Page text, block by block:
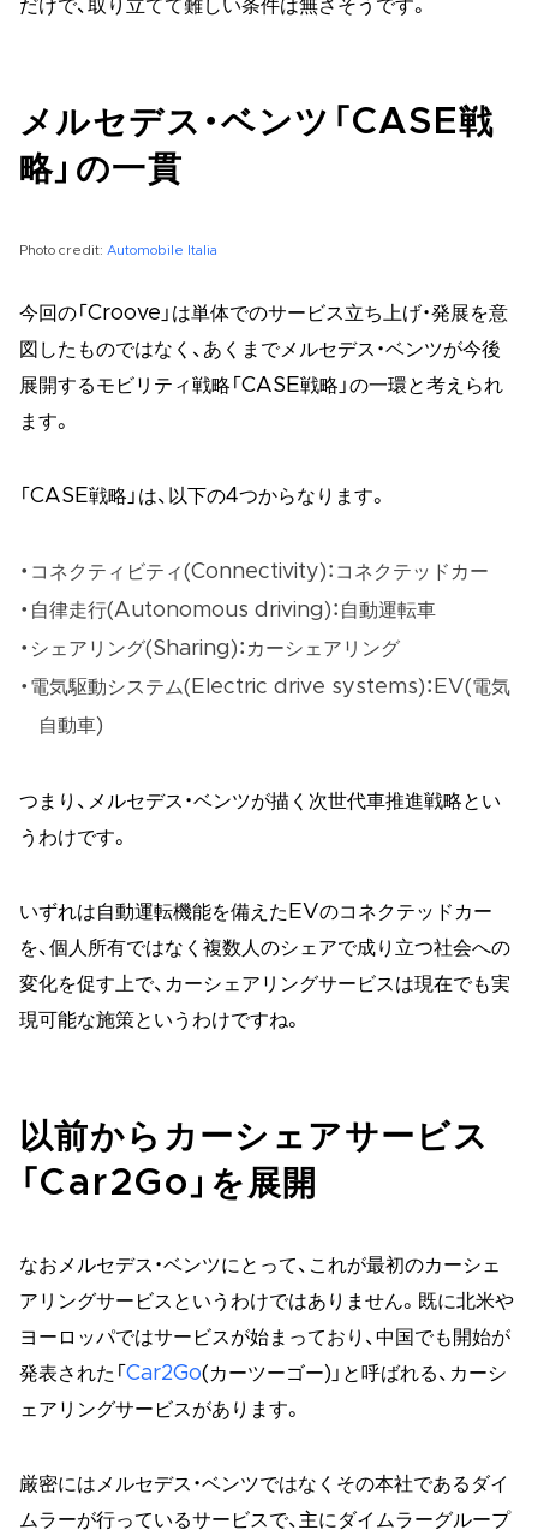
だけで、取り立てて難しい条件は無さそうです。
メルセデス・ベンツ「CASE戦
略」の一貫
Photo credit: Automobile Italia
今回の「Croove」は単体でのサービス立ち上げ・発展を意
図したものではなく、あくまでメルセデス・ベンツが今後
展開するモビリティ戦略「CASE戦略」の一環と考えられ
ます。
「CASE戦略」は、以下の4つからなります。
コネクティビティ(Connectivity)：コネクテッドカー
自律走行(Autonomous driving)：自動運転車
シェアリング(Sharing)：カーシェアリング
電気駆動システム(Electric drive systems)：EV(電気
自動車)
つまり、メルセデス・ベンツが描く次世代車推進戦略とい
うわけです。
いずれは自動運転機能を備えたEVのコネクテッドカー
を、個人所有ではなく複数人のシェアで成り立つ社会への
変化を促す上で、カーシェアリングサービスは現在でも実
現可能な施策というわけですね。
以前からカーシェアサービス
「Car2Go」を展開
なおメルセデス・ベンツにとって、これが最初のカーシェ
アリングサービスというわけではありません。既に北米や
ヨーロッパではサービスが始まっており、中国でも開始が
発表された「 Car2Go(カーツーゴー)」と呼ばれる、カーシ
ェアリングサービスがあります。
厳密にはメルセデス・ベンツではなくその本社であるダイ
ムラーが行っているサービスで、主にダイムラーグループ